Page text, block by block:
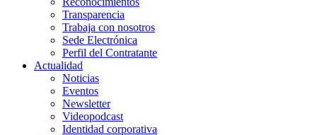
Transparencia
Trabaja con nosotros
Sede Electrónica
Perfil del Contratante
Actualidad
Noticias
Eventos
Newsletter
Videopodcast
Identidad corporativa